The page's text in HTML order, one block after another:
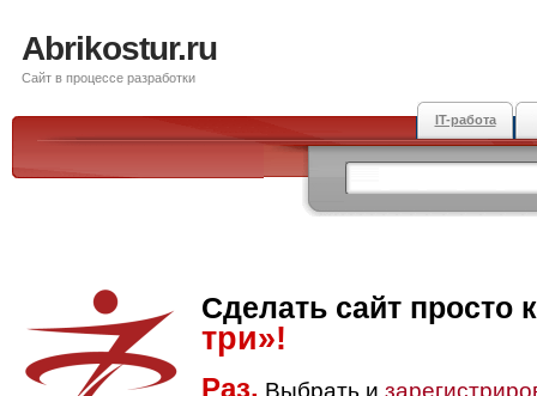
Abrikostur.ru
Сайт в процессе разработки
IT-работа
Сделать сайт просто
три»!
Раз. Выбрать и